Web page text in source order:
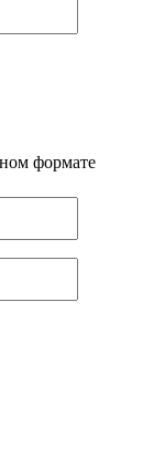
формате